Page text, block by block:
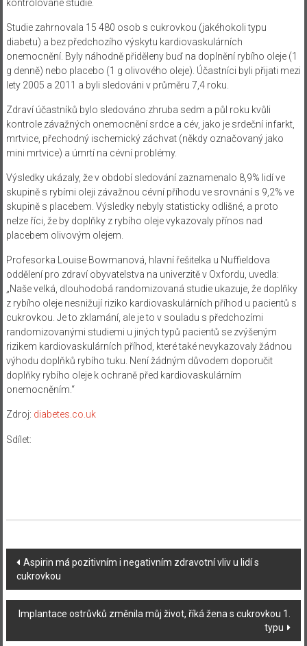
kontrolované studie.
Studie zahrnovala 15 480 osob s cukrovkou (jakéhokoli typu
diabetu) a bez předchozího výskytu kardiovaskulárních
onemocnění. Byly náhodně přiděleny buď na doplnění rybího oleje (1
g denně) nebo placebo (1 g olivového oleje). Účastníci byli přijati mezi
lety 2005 a 2011 a byli sledováni v průměru 7,4 roku.
Zdraví účastníků bylo sledováno zhruba sedm a půl roku kvůli
kontrole závažných onemocnění srdce a cév, jako je srdeční infarkt,
mrtvice, přechodný ischemický záchvat (někdy označovaný jako
mini mrtvice) a úmrtí na cévní problémy.
Výsledky ukázaly, že v období sledování zaznamenalo 8,9% lidí ve
skupině s rybími oleji závažnou cévní příhodu ve srovnání s 9,2% ve
skupině s placebem. Výsledky nebyly statisticky odlišné, a proto
nelze říci, že by doplňky z rybího oleje vykazovaly přínos nad
placebem olivovým olejem.
Profesorka Louise Bowmanová, hlavní řešitelka u Nuffieldova
oddělení pro zdraví obyvatelstva na univerzitě v Oxfordu, uvedla:
„Naše velká, dlouhodobá randomizovaná studie ukazuje, že doplňky
z rybího oleje nesnižují riziko kardiovaskulárních příhod u pacientů s
cukrovkou. Je to zklamání, ale je to v souladu s předchozími
randomizovanými studiemi u jiných typů pacientů se zvýšeným
rizikem kardiovaskulárních příhod, které také nevykazovaly žádnou
výhodu doplňků rybího tuku. Není žádným důvodem doporučit
doplňky rybího oleje k ochraně před kardiovaskulárním
onemocněním.“
Zdroj: diabetes.co.uk
Sdílet:
Navigace
příspěvku
Aspirin má pozitivním i negativním zdravotní vliv u lidí s
cukrovkou
Implantace ostrůvků změnila můj život, říká žena s cukrovkou 1.
typu